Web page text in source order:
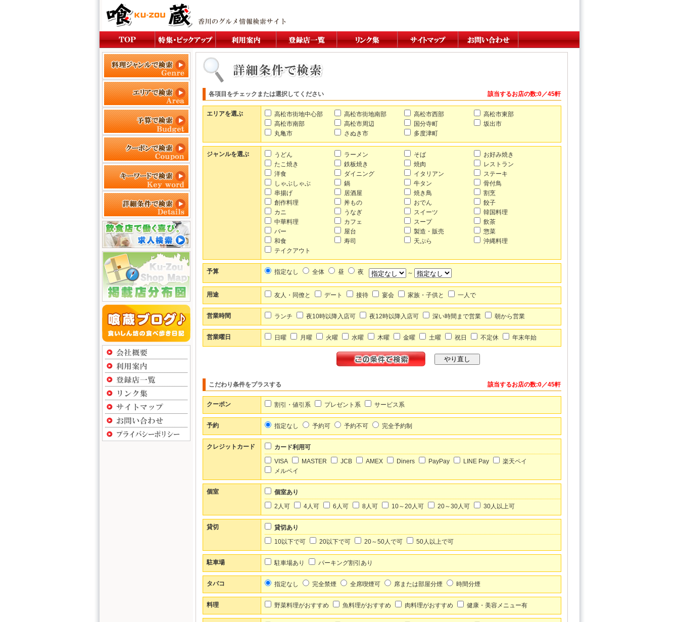
各項目をチェックまたは選択してください 該当するお店の数:0／45軒
エリアを選ぶ 高松市街地中心部 高松市街地南部 高松市西部
高松市東部
高松市南部
高松市周辺 国分寺町
坂出市
丸亀市
さぬき市 多度津町
ジャンルを選ぶ うどん ラーメン そば
お好み焼き
たこ焼き
鉄板焼き 焼肉
レストラン
洋食
ダイニング イタリアン
ステーキ
しゃぶしゃぶ
鍋 牛タン
骨付鳥
串揚げ
居酒屋 焼き鳥
割烹
創作料理
丼もの おでん
餃子
カニ
うなぎ スイーツ
韓国料理
中華料理
カフェ スープ
飲茶
バー
屋台 製造・販売
惣菜
和食
寿司 天ぷら
沖縄料理
テイクアウト
予算 指定なし 全体 昼 夜 ～
用途 友人・同僚と デート 接待 宴会 家族・子供と 一人で
営業時間 ランチ 夜10時以降入店可 夜12時以降入店可 深い時間まで営業 朝から営業
営業曜日 日曜 月曜 火曜 水曜 木曜 金曜 土曜 祝日 不定休 年末年始
こだわり条件をプラスする 該当するお店の数:0／45軒
クーポン 割引・値引系 プレゼント系 サービス系
予約 指定なし 予約可 予約不可 完全予約制
クレジットカード
カード利用可
VISA
MASTER JCB AMEX Diners PayPay LINE Pay
楽天ペイ
メルペイ
個室
個室あり
2人可
4人可 6人可 8人可 10～20人可 20～30人可 30人以上可
貸切
貸切あり
10以下で可
20以下で可 20～50人で可 50人以上で可
駐車場 駐車場あり パーキング割引あり
タバコ 指定なし 完全禁煙 全席喫煙可 席または部屋分煙 時間分煙
料理 野菜料理がおすすめ 魚料理がおすすめ 肉料理がおすすめ 健康・美容メニュー有